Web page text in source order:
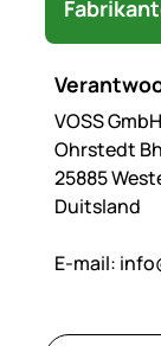
VOSS
Ohrstedt
25885
Duitsland
E-mail: